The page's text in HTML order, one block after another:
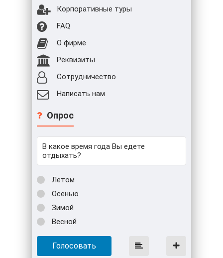
Корпоративные туры
FAQ
О фирме
Реквизиты
Сотрудничество
Написать нам
Опрос
В какое время года Вы едете
отдыхать?
Летом
Осенью
Зимой
Весной
Голосовать